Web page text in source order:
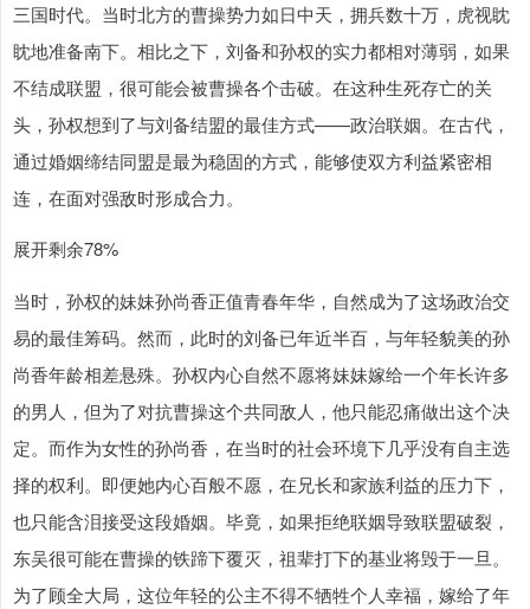
三国时代。当时北方的曹操势力如日中天，拥兵数十万，虎视眈
眈地准备南下。相比之下，刘备和孙权的实力都相对薄弱，如果
不结成联盟，很可能会被曹操各个击破。在这种生死存亡的关
头，孙权想到了与刘备结盟的最佳方式——政治联姻。在古代，
通过婚姻缔结同盟是最为稳固的方式，能够使双方利益紧密相
连，在面对强敌时形成合力。
展开剩余78%
当时，孙权的妹妹孙尚香正值青春年华，自然成为了这场政治交
易的最佳筹码。然而，此时的刘备已年近半百，与年轻貌美的孙
尚香年龄相差悬殊。孙权内心自然不愿将妹妹嫁给一个年长许多
的男人，但为了对抗曹操这个共同敌人，他只能忍痛做出这个决
定。而作为女性的孙尚香，在当时的社会环境下几乎没有自主选
择的权利。即便她内心百般不愿，在兄长和家族利益的压力下，
也只能含泪接受这段婚姻。毕竟，如果拒绝联姻导致联盟破裂，
东吴很可能在曹操的铁蹄下覆灭，祖辈打下的基业将毁于一旦。
为了顾全大局，这位年轻的公主不得不牺牲个人幸福，嫁给了年